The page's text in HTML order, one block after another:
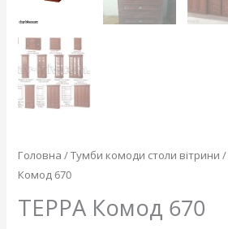
Головна /Тумби комоди столи вітрини /
Комод 670
ТЕРРА Комод 670